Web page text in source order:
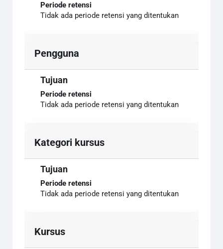
Periode retensi
Tidak ada periode retensi yang ditentukan
Pengguna
Tujuan
Periode retensi
Tidak ada periode retensi yang ditentukan
Kategori kursus
Tujuan
Periode retensi
Tidak ada periode retensi yang ditentukan
Kursus